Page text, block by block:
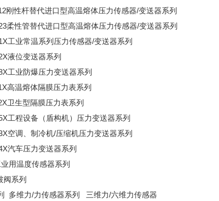
刚性杆替代进口型高温熔体压力传感器/变送器系列
柔性管替代进口型高温熔体压力传感器/变送器系列
工业常温系列压力传感器/变送器系列
液位变送器系列
工业防爆压力变送器系列
高温熔体隔膜压力表系列
卫生型隔膜压力表系列
工程设备（盾构机）压力变送器系列
空调、制冷机/压缩机压力变送器系列
汽车压力变送器系列
用温度传感器系列
阀系列
多维力/力传感器系列 三维力/六维力传感器